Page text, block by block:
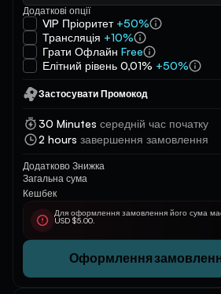
Додаткові опції
VIP Пріоритет +50%
Трансляція +10%
Грати Офлайн Free
Елітний рівень 0,01% +50%
Застосувати Промокод
30 Minutes середній час початку
2 hours завершення замовлення
Додатково Знижка
Загальна сума
Кешбек
Для оформлення замовлення його сума
USD $5.00.
Оформлення